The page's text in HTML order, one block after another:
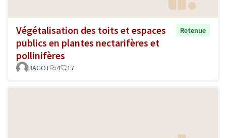
Végétalisation des toits et espaces
publics en plantes nectarifères et
pollinifères
Retenue
BAGOT 4 17